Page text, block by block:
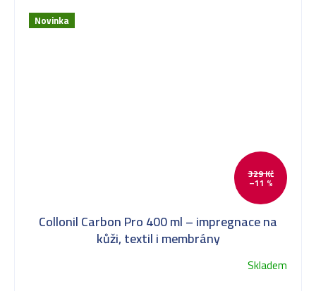
Novinka
329 Kč
–11 %
Collonil Carbon Pro 400 ml – impregnace na
kůži, textil i membrány
Skladem